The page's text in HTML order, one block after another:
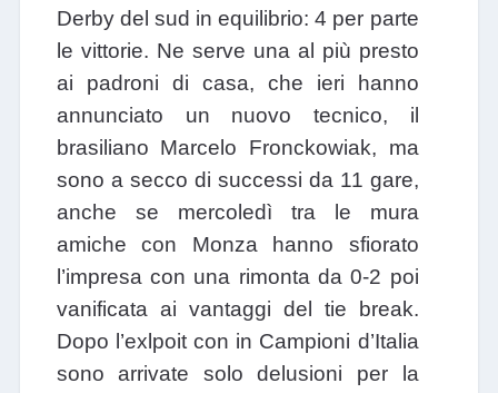
Derby del sud in equilibrio: 4 per parte
le vittorie. Ne serve una al più presto
ai padroni di casa, che ieri hanno
annunciato un nuovo tecnico, il
brasiliano Marcelo Fronckowiak, ma
sono a secco di successi da 11 gare,
anche se mercoledì tra le mura
amiche con Monza hanno sfiorato
l’impresa con una rimonta da 0-2 poi
vanificata ai vantaggi del tie break.
Dopo l’exlpoit con in Campioni d’Italia
sono arrivate solo delusioni per la